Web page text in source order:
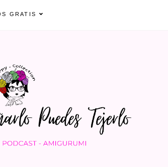
GRATIS